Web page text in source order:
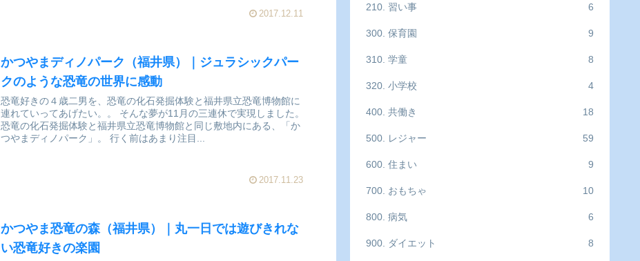
2017.12.11
かつやまディノパーク（福井県）｜ジュラシックパー
クのような恐竜の世界に感動
恐竜好きの４歳二男を、恐竜の化石発掘体験と福井県立恐竜博物館に
連れていってあげたい。。 そんな夢が11月の三連休で実現しました。
恐竜の化石発掘体験と福井県立恐竜博物館と同じ敷地内にある、「か
つやまディノパーク」。 行く前はあまり注目...
2017.11.23
かつやま恐竜の森（福井県）｜丸一日では遊びきれな
い恐竜好きの楽園
210. 習い事 6
300. 保育園 9
310. 学童 8
320. 小学校 4
400. 共働き 18
500. レジャー 59
600. 住まい 9
700. おもちゃ 10
800. 病気 6
900. ダイエット 8